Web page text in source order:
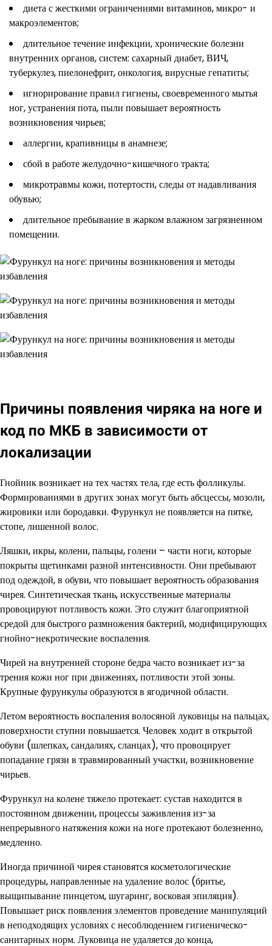
диета с жесткими ограничениями витаминов, микро- и
макроэлементов;
длительное течение инфекции, хронические болезни
внутренних органов, систем: сахарный диабет, ВИЧ,
туберкулез, пиелонефрит, онкология, вирусные гепатиты;
игнорирование правил гигиены, своевременного мытья
ног, устранения пота, пыли повышает вероятность
возникновения чирьев;
аллергии, крапивницы в анамнезе;
сбой в работе желудочно-кишечного тракта;
микротравмы кожи, потертости, следы от надавливания
обувью;
длительное пребывание в жарком влажном загрязненном
помещении.
Причины появления чиряка на ноге и
код по МКБ в зависимости от
локализации
Гнойник возникает на тех частях тела, где есть фолликулы.
Формированиями в других зонах могут быть абсцессы, мозоли,
жировики или бородавки. Фурункул не появляется на пятке,
стопе, лишенной волос.
Ляшки, икры, колени, пальцы, голени – части ноги, которые
покрыты щетинками разной интенсивности. Они пребывают
под одеждой, в обуви, что повышает вероятность образования
чирея. Синтетическая ткань, искусственные материалы
провоцируют потливость кожи. Это служит благоприятной
средой для быстрого размножения бактерий, модифицирующих
гнойно-некротические воспаления.
Чирей на внутренней стороне бедра часто возникает из-за
трения кожи ног при движениях, потливости этой зоны.
Крупные фурункулы образуются в ягодичной области.
Летом вероятность воспаления волосяной луковицы на пальцах,
поверхности ступни повышается. Человек ходит в открытой
обуви (шлепках, сандалиях, сланцах), что провоцирует
попадание грязи в травмированный участки, возникновение
чирьев.
Фурункул на колене тяжело протекает: сустав находится в
постоянном движении, процессы заживления из-за
непрерывного натяжения кожи на ноге протекают болезненно,
медленно.
Иногда причиной чирея становятся косметологические
процедуры, направленные на удаление волос (бритье,
выщипывание пинцетом, шугаринг, восковая эпиляция).
Повышает риск появления элементов проведение манипуляций
в неподходящих условиях с несоблюдением гигиеническо-
санитарных норм. Луковица не удаляется до конца,